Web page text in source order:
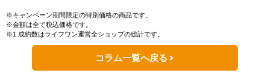
※キャンペーン期間限定の特別価格の商品です。
※金額は全て税込価格です。
※1.成約数はライフワン運営全ショップの総計です。
コラム一覧へ戻る